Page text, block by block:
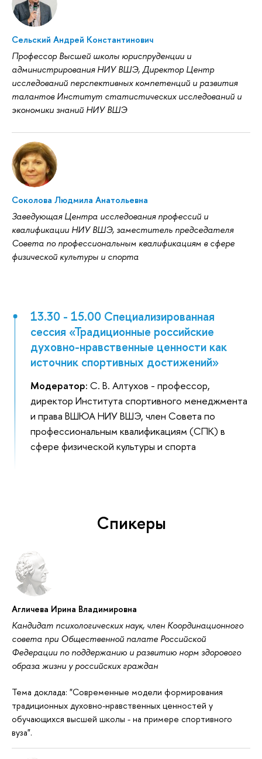
Сельский Андрей Константинович
Профессор Высшей школы юриспруденции и
администрирования НИУ ВШЭ, Директор Центр
исследований перспективных компетенций и развития
талантов Институт статистических исследований и
экономики знаний НИУ ВШЭ
Соколова Людмила Анатольевна
Заведующая Центра исследования профессий и
квалификации НИУ ВШЭ, заместитель председателя
Совета по профессиональным квалификациям в сфере
физической культуры и спорта
13.30 - 15.00 Специализированная
сессия «Традиционные российские
духовно-нравственные ценности как
источник спортивных достижений»
Модератор: С. В. Алтухов - профессор,
директор Института спортивного менеджмента
и права ВШЮА НИУ ВШЭ, член Совета по
профессиональным квалификациям (СПК) в
сфере физической культуры и спорта
Спикеры
Агличева Ирина Владимировна
Кандидат психологических наук, член Координационного
совета при Общественной палате Российской
Федерации по поддержанию и развитию норм здорового
образа жизни у российских граждан
Тема доклада: "Современные модели формирования
традиционных духовно-нравственных ценностей у
обучающихся высшей школы - на примере спортивного
вуза".